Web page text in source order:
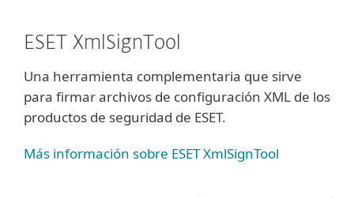
ESET XmlSignTool
Una herramienta complementaria que sirve
para firmar archivos de configuración XML de los
productos de seguridad de ESET.
Más información sobre ESET XmlSignTool